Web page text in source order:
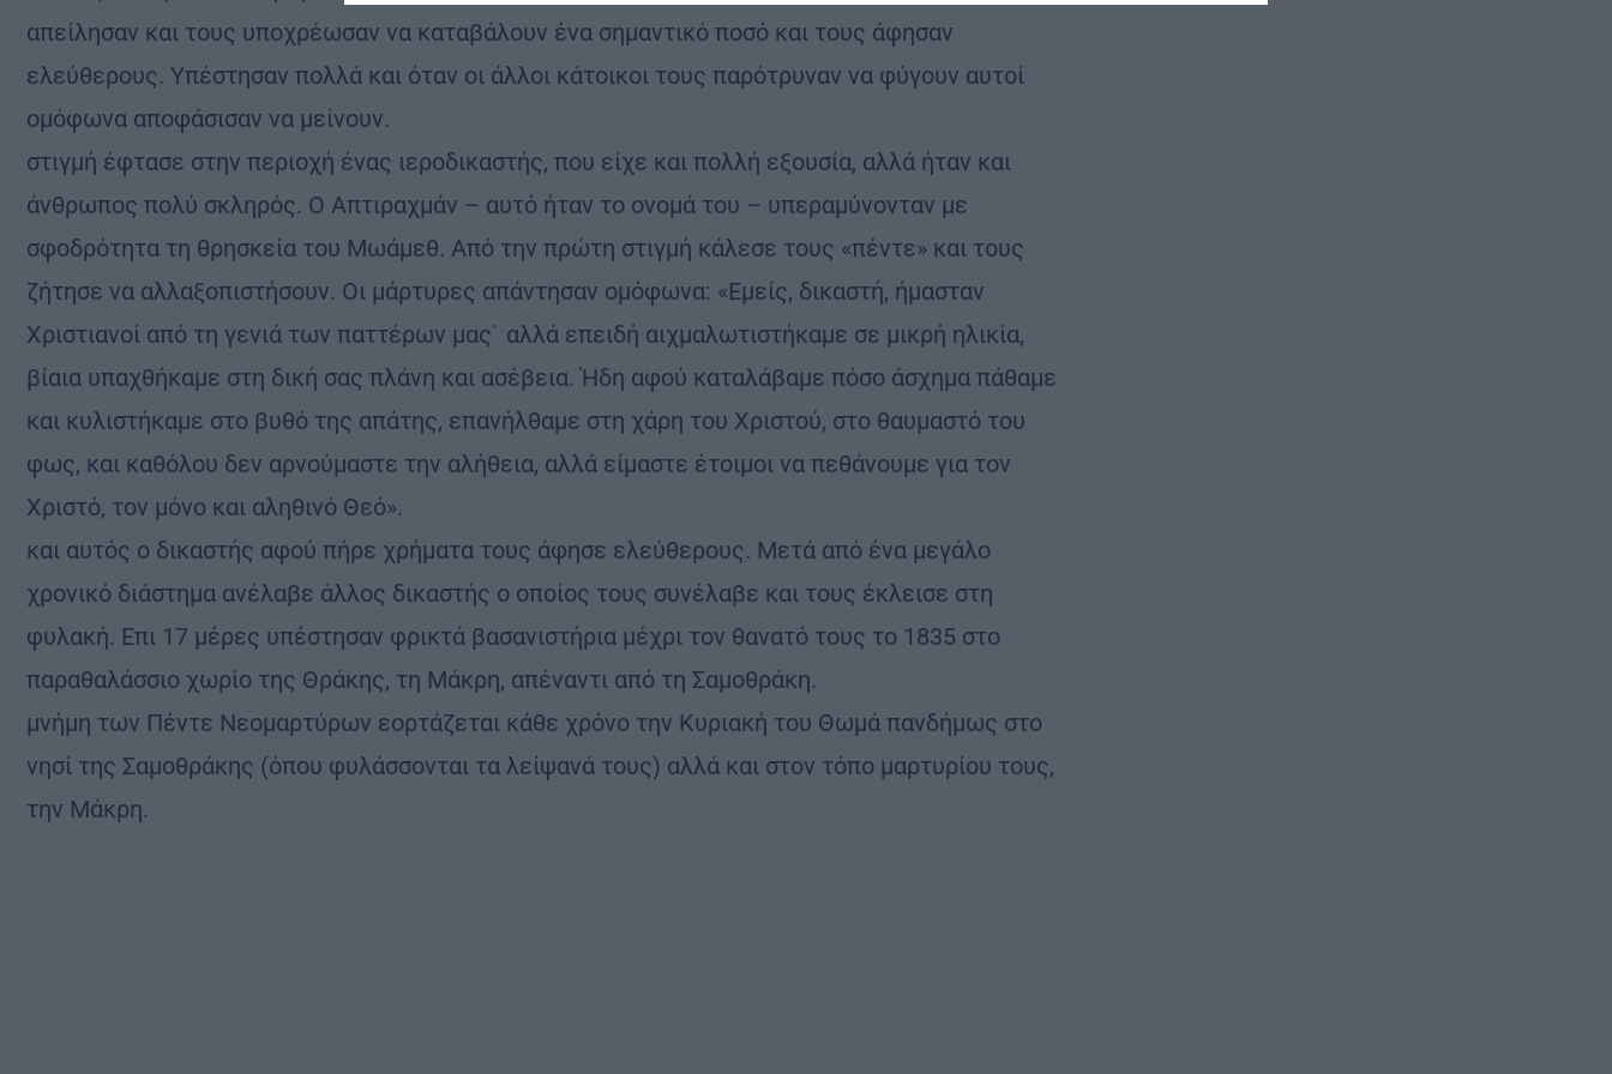
απείλησαν και τους υποχρέωσαν να καταβάλουν ένα σημαντικό ποσό και τους άφησαν
ελεύθερους. Υπέστησαν πολλά και όταν οι άλλοι κάτοικοι τους παρότρυναν να φύγουν αυτοί
ομόφωνα αποφάσισαν να μείνουν.
στιγμή έφτασε στην περιοχή ένας ιεροδικαστής, που είχε και πολλή εξουσία, αλλά ήταν και
άνθρωπος πολύ σκληρός. Ο Απτιραχμάν – αυτό ήταν το ονομά του – υπεραμύνονταν με
σφοδρότητα τη θρησκεία του Μωάμεθ. Από την πρώτη στιγμή κάλεσε τους «πέντε» και τους
ζήτησε να αλλαξοπιστήσουν. Οι μάρτυρες απάντησαν ομόφωνα: «Εμείς, δικαστή, ήμασταν
Χριστιανοί από τη γενιά των παττέρων μας˙ αλλά επειδή αιχμαλωτιστήκαμε σε μικρή ηλικία,
βίαια υπαχθήκαμε στη δική σας πλάνη και ασέβεια. Ήδη αφού καταλάβαμε πόσο άσχημα πάθαμε
και κυλιστήκαμε στο βυθό της απάτης, επανήλθαμε στη χάρη του Χριστού, στο θαυμαστό του
φως, και καθόλου δεν αρνούμαστε την αλήθεια, αλλά είμαστε έτοιμοι να πεθάνουμε για τον
Χριστό, τον μόνο και αληθινό Θεό».
και αυτός ο δικαστής αφού πήρε χρήματα τους άφησε ελεύθερους. Μετά από ένα μεγάλο
χρονικό διάστημα ανέλαβε άλλος δικαστής ο οποίος τους συνέλαβε και τους έκλεισε στη
φυλακή. Επι 17 μέρες υπέστησαν φρικτά βασανιστήρια μέχρι τον θανατό τους το 1835 στο
παραθαλάσσιο χωρίο της Θράκης, τη Μάκρη, απέναντι από τη Σαμοθράκη.
μνήμη των Πέντε Νεομαρτύρων εορτάζεται κάθε χρόνο την Κυριακή του Θωμά πανδήμως στο
νησί της Σαμοθράκης (όπου φυλάσσονται τα λείψανά τους) αλλά και στον τόπο μαρτυρίου τους,
την Μάκρη.